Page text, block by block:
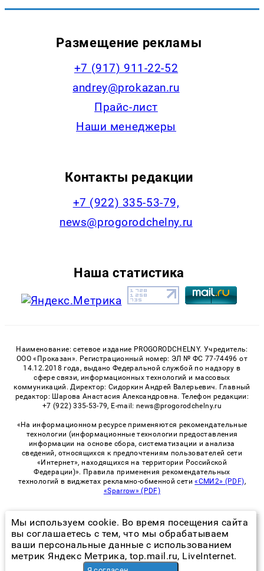
Размещение рекламы
+7 (917) 911-22-52
andrey@prokazan.ru
Прайс-лист
Наши менеджеры
Контакты редакции
+7 (922) 335-53-79,
news@progorodchelny.ru
Наша статистика
Наименование: сетевое издание PROGORODCHELNY. Учредитель:
ООО «Проказан». Регистрационный номер: ЭЛ № ФС 77-74496 от
14.12.2018 года, выдано Федеральной службой по надзору в
сфере связи, информационных технологий и массовых
коммуникаций. Директор: Сидоркин Андрей Валерьевич. Главный
редактор: Шарова Анастасия Александровна. Телефон редакции:
+7 (922) 335-53-79, E-mail: news@progorodchelny.ru
«На информационном ресурсе применяются рекомендательные
технологии (информационные технологии предоставления
информации на основе сбора, систематизации и анализа
сведений, относящихся к предпочтениям пользователей сети
«Интернет», находящихся на территории Российской
Федерации)». Правила применения рекомендательных
технологий в виджетах рекламно-обменной сети«СМИ2» (PDF),
«Sparrow» (PDF)
© 2026 «PROGorodChelny» | Все права защищены
Возрастная категория сайта 16+
Политика конфиденциальности
Мы используем cookie. Во время посещения сайта
вы соглашаетесь с тем, что мы обрабатываем
ваши персональные данные с использованием
метрик Яндекс Метрика, top.mail.ru, LiveInternet.